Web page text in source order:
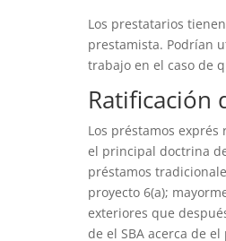
Los prestatarios
prestamista. Podrían
trabajo en el caso de
Ratificación
Los préstamos
el principal doctrina
préstamos
proyecto 6(a);
exteriores que
de el SBA acerca de